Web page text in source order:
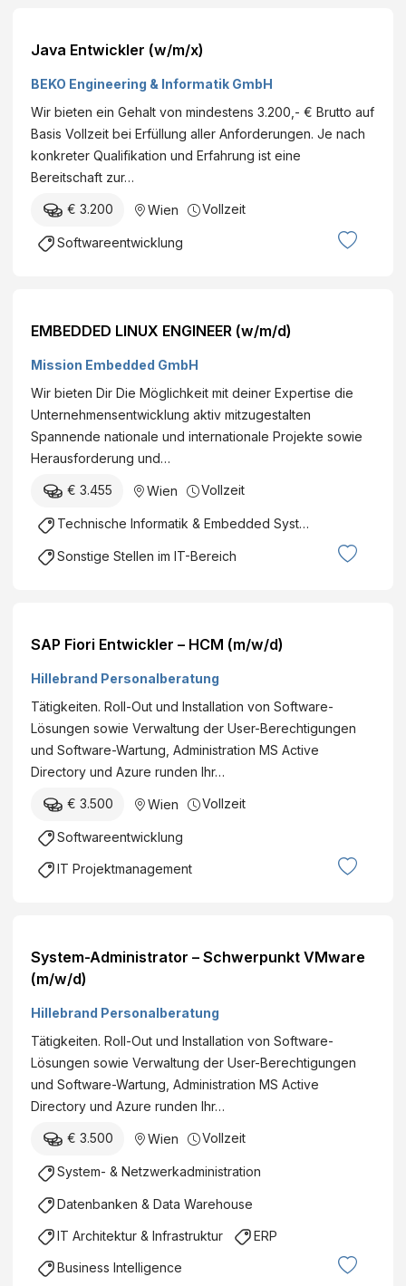
Java Entwickler (w/m/x)
BEKO Engineering & Informatik GmbH
Wir bieten ein Gehalt von mindestens 3.200,- € Brutto auf
Basis Vollzeit bei Erfüllung aller Anforderungen. Je nach
konkreter Qualifikation und Erfahrung ist eine
Bereitschaft zur…
€ 3.200 Wien Vollzeit
Softwareentwicklung
EMBEDDED LINUX ENGINEER (w/m/d)
Mission Embedded GmbH
Wir bieten Dir Die Möglichkeit mit deiner Expertise die
Unternehmensentwicklung aktiv mitzugestalten
Spannende nationale und internationale Projekte sowie
Herausforderung und…
€ 3.455 Wien Vollzeit
Technische Informatik & Embedded Systems
Sonstige Stellen im IT-Bereich
SAP Fiori Entwickler – HCM (m/w/d)
Hillebrand Personalberatung
Tätigkeiten. Roll-Out und Installation von Software-
Lösungen sowie Verwaltung der User-Berechtigungen
und Software-Wartung, Administration MS Active
Directory und Azure runden Ihr…
€ 3.500 Wien Vollzeit
Softwareentwicklung
IT Projektmanagement
System-Administrator – Schwerpunkt VMware
(m/w/d)
Hillebrand Personalberatung
Tätigkeiten. Roll-Out und Installation von Software-
Lösungen sowie Verwaltung der User-Berechtigungen
und Software-Wartung, Administration MS Active
Directory und Azure runden Ihr…
€ 3.500 Wien Vollzeit
System- & Netzwerkadministration
Datenbanken & Data Warehouse
IT Architektur & Infrastruktur ERP
Business Intelligence